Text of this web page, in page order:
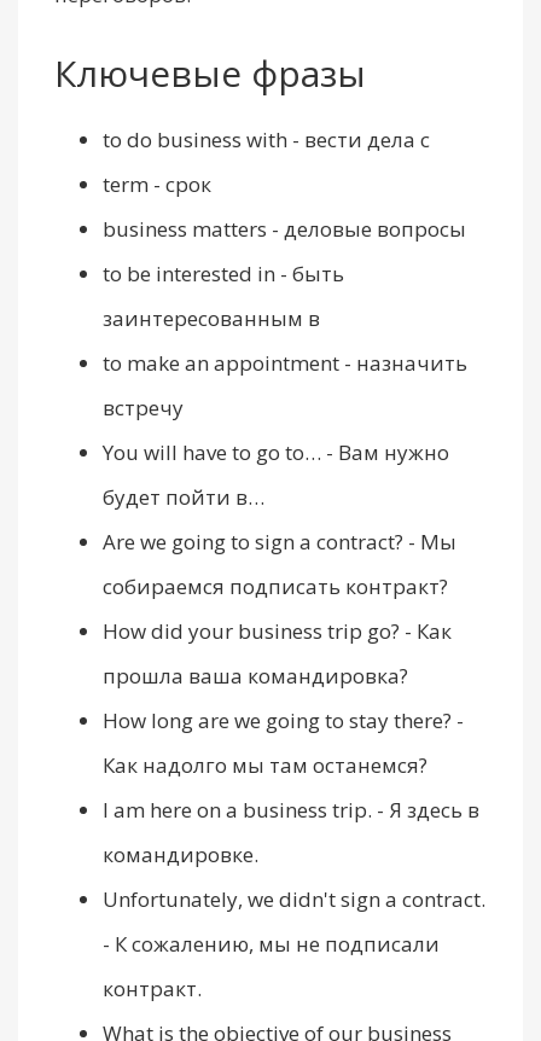
Ключевые фразы
to do business with - вести дела с
term - срок
business matters - деловые вопросы
to be interested in - быть
заинтересованным в
to make an appointment - назначить
встречу
You will have to go to… - Вам нужно
будет пойти в…
Are we going to sign a contract? - Мы
собираемся подписать контракт?
How did your business trip go? - Как
прошла ваша командировка?
How long are we going to stay there? -
Как надолго мы там останемся?
I am here on a business trip. - Я здесь в
командировке.
Unfortunately, we didn't sign a contract.
- К сожалению, мы не подписали
контракт.
What is the objective of our business